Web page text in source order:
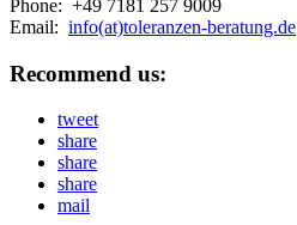
Phone: +49 7181 257 9009
Email: info(at)toleranzen-beratung.de
Recommend us:
tweet
share
share
share
mail